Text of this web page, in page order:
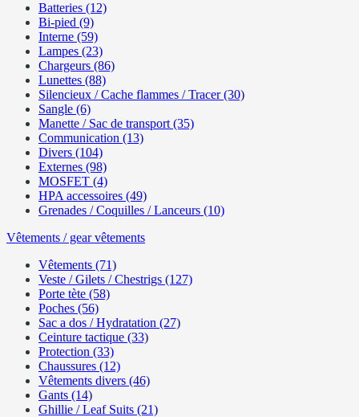
Batteries (12)
Bi-pied (9)
Interne (59)
Lampes (23)
Chargeurs (86)
Lunettes (88)
Silencieux / Cache flammes / Tracer (30)
Sangle (6)
Manette / Sac de transport (35)
Communication (13)
Divers (104)
Externes (98)
MOSFET (4)
HPA accessoires (49)
Grenades / Coquilles / Lanceurs (10)
Vêtements / gear vêtements
Vêtements (71)
Veste / Gilets / Chestrigs (127)
Porte tète (58)
Poches (56)
Sac a dos / Hydratation (27)
Ceinture tactique (33)
Protection (33)
Chaussures (12)
Vêtements divers (46)
Gants (14)
Ghillie / Leaf Suits (21)